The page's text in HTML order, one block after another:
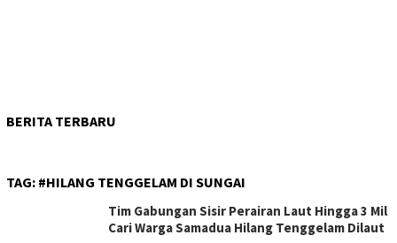
BERITA TERBARU
TAG: #HILANG TENGGELAM DI SUNGAI
Tim Gabungan Sisir Perairan Laut Hingga 3 Mil
Cari Warga Samadua Hilang Tenggelam Dilaut